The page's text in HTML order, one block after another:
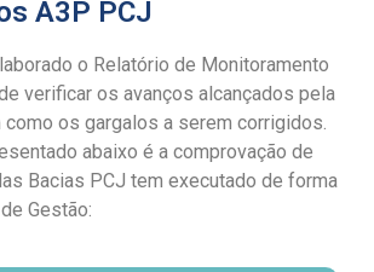
A3P PCJ
o Relatório de Monitoramento
verificar os avanços alcançados pela
como os gargalos a serem corrigidos.
abaixo é a comprovação de
Bacias PCJ tem executado de forma
Gestão: